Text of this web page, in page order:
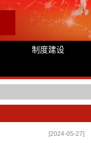
制度建设
[2024-05-27]